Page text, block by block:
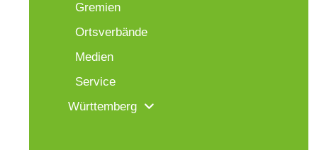
Gremien
Ortsverbände
Medien
Service
Württemberg